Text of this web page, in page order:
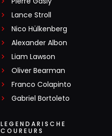
Lance Stroll
Nico Hülkenberg
Alexander Albon
Liam Lawson
Oliver Bearman
Franco Colapinto
Gabriel Bortoleto
LEGENDARISCHE
COUREURS